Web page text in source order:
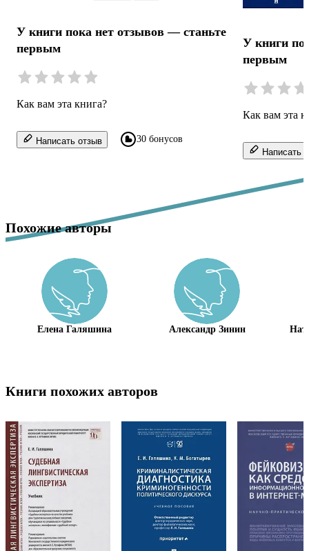
У книги пока нет отзывов — станьте
первым
Как вам эта книга?
Написать отзыв 30 бонусов
У книги
первым
Как вам эта
Написать
Похожие авторы
Елена Галяшина Александр Зинин
Книги похожих авторов